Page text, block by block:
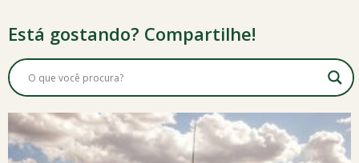
Está gostando? Compartilhe!